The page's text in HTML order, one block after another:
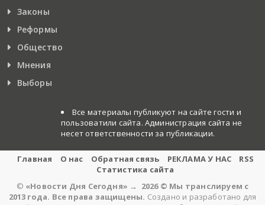
Законы
Реформы
Общество
Мнения
Выборы
Все материалы публикуют на сайте гости и
пользоватили сайта. Администрация сайта не
несет ответственности за публикации.
Главная О нас Обратная связь РЕКЛАМА У НАС
RSS
Статистика сайта
© «Новости Дня Сегодня» → 2026© Мы транслируем с
2013 года. Все права защищены. Создано и разработано для